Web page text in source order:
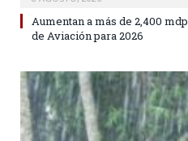
Aumentan a más de 2,400
de Aviación para 2026